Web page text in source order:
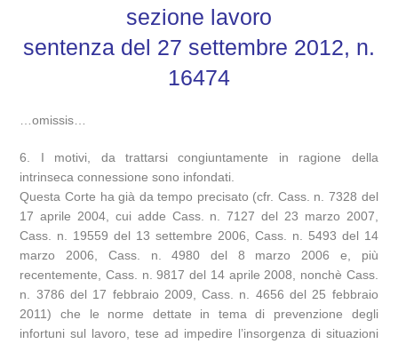
sezione lavoro
sentenza del 27 settembre 2012, n.
16474
…omissis…
6. I motivi, da trattarsi congiuntamente in ragione della
intrinseca connessione sono infondati.
Questa Corte ha già da tempo precisato (cfr. Cass. n. 7328 del
17 aprile 2004, cui adde Cass. n. 7127 del 23 marzo 2007,
Cass. n. 19559 del 13 settembre 2006, Cass. n. 5493 del 14
marzo 2006, Cass. n. 4980 del 8 marzo 2006 e, più
recentemente, Cass. n. 9817 del 14 aprile 2008, nonchè Cass.
n. 3786 del 17 febbraio 2009, Cass. n. 4656 del 25 febbraio
2011) che le norme dettate in tema di prevenzione degli
infortuni sul lavoro, tese ad impedire l’insorgenza di situazioni